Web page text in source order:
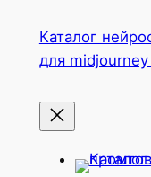
содержимому
Каталог
для